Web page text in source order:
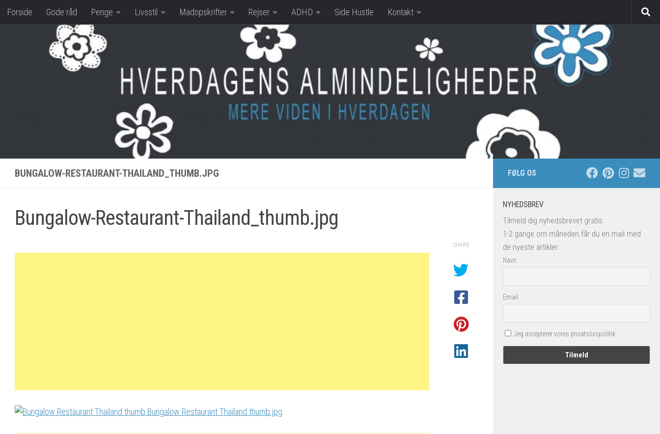
Skip to content
Forside Gode råd Penge Livsstil Madopskrifter Rejser ADHD Side Hustle Kontakt
BUNGALOW-RESTAURANT-THAILAND_THUMB.JPG
Bungalow-Restaurant-Thailand_thumb.jpg
SHARE
FØLG OS
NYHEDSBREV
Tilmeld dig nyhedsbrevet gratis.
1-2 gange om måneden får du en mail med
de nyeste artikler.
Navn
Email
Jeg accepterer vores privatslivspolitik